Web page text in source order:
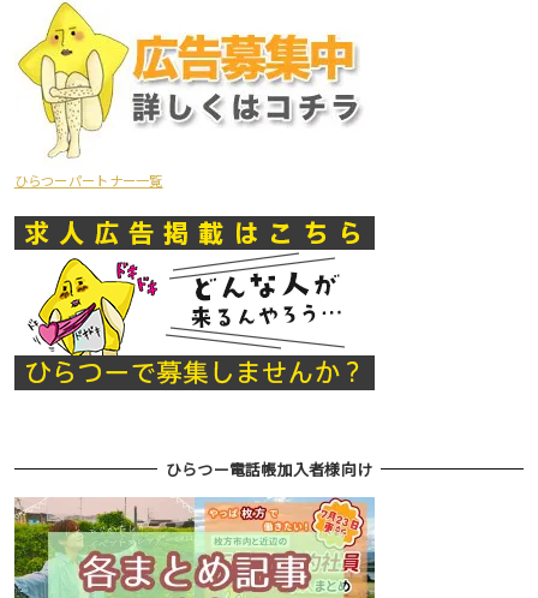
ひらつーパートナー一覧
ひらつー電話帳加入者様向け